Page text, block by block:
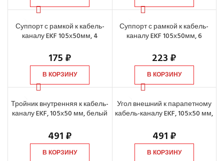
Суппорт с рамкой к кабель-
каналу EKF 105х50мм, 4
175₽
В КОРЗИНУ
Суппорт с рамкой к кабель-
каналу EKF 105х50мм, 6
223₽
В КОРЗИНУ
Тройник внутренняя к кабель-
каналу EKF, 105х50 мм, белый
491₽
В КОРЗИНУ
Угол внешний к парапетному
кабель-каналу EKF, 105х50 мм,
491₽
В КОРЗИНУ